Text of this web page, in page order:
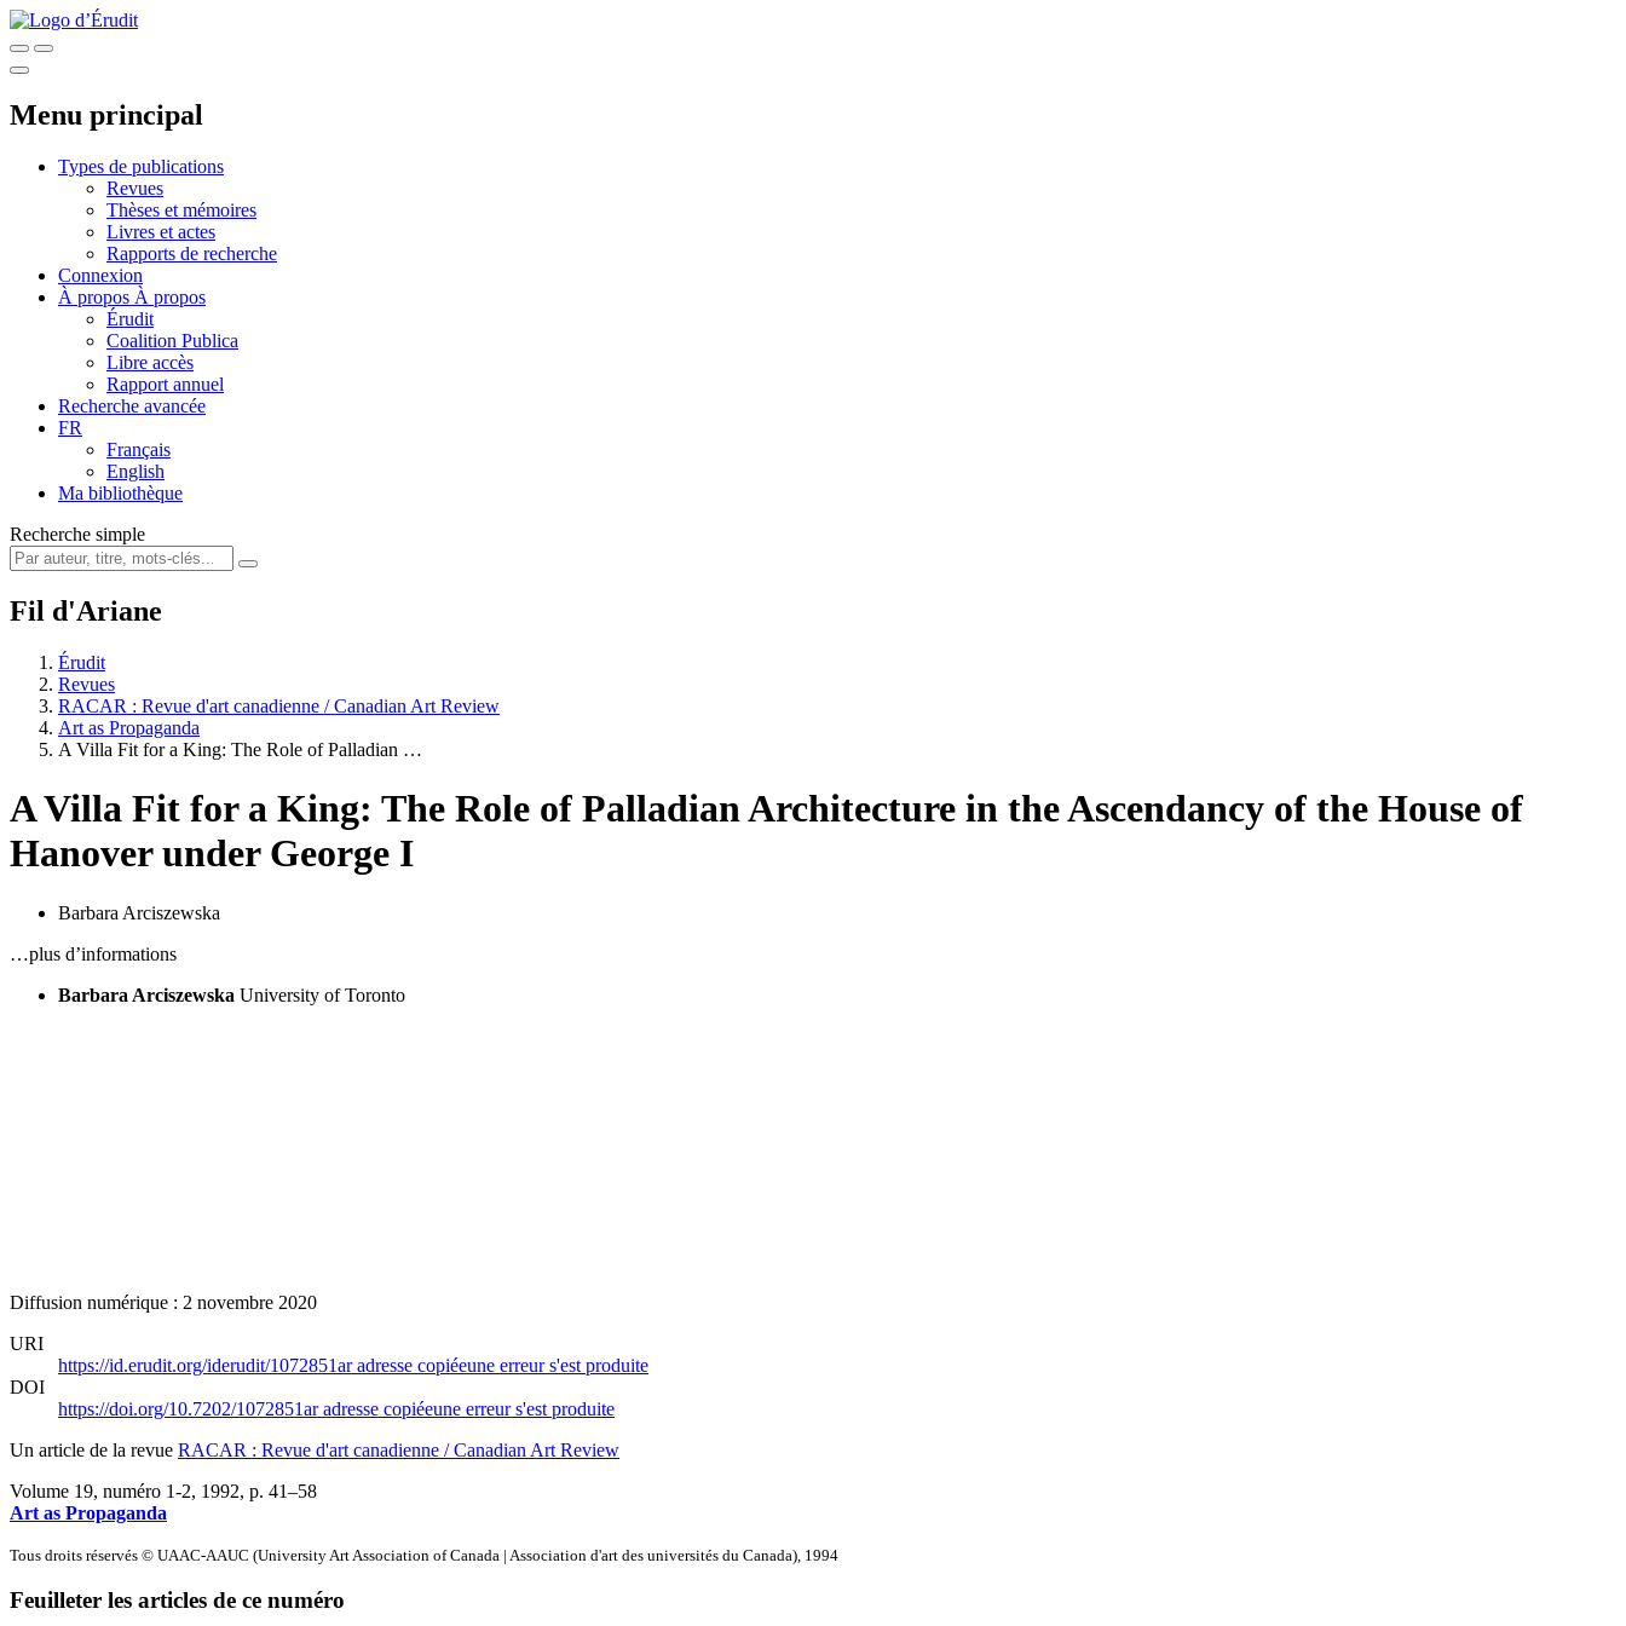
Menu principal
Types de publications
Revues
Thèses et mémoires
Livres et actes
Rapports de recherche
Connexion
À propos À propos
Érudit
Coalition Publica
Libre accès
Rapport annuel
Recherche avancée
FR
Français
English
Ma bibliothèque
Recherche simple
Fil d'Ariane
Érudit
Revues
RACAR : Revue d'art canadienne / Canadian Art Review
Art as Propaganda
A Villa Fit for a King: The Role of Palladian …
A Villa Fit for a King: The Role of Palladian Architecture in the Ascendancy of the House of
Hanover under George I
Barbara Arciszewska
…plus d’informations
Barbara Arciszewska University of Toronto
Diffusion numérique : 2 novembre 2020
URI
https://id.erudit.org/iderudit/1072851aradresse copiéeune erreur s'est produite
DOI
https://doi.org/10.7202/1072851aradresse copiéeune erreur s'est produite
Un article de la revue RACAR : Revue d'art canadienne / Canadian Art Review
Volume 19, numéro 1-2, 1992, p. 41–58
Art as Propaganda
Tous droits réservés © UAAC-AAUC (University Art Association of Canada | Association d'art des universités du Canada), 1994
Feuilleter les articles de ce numéro